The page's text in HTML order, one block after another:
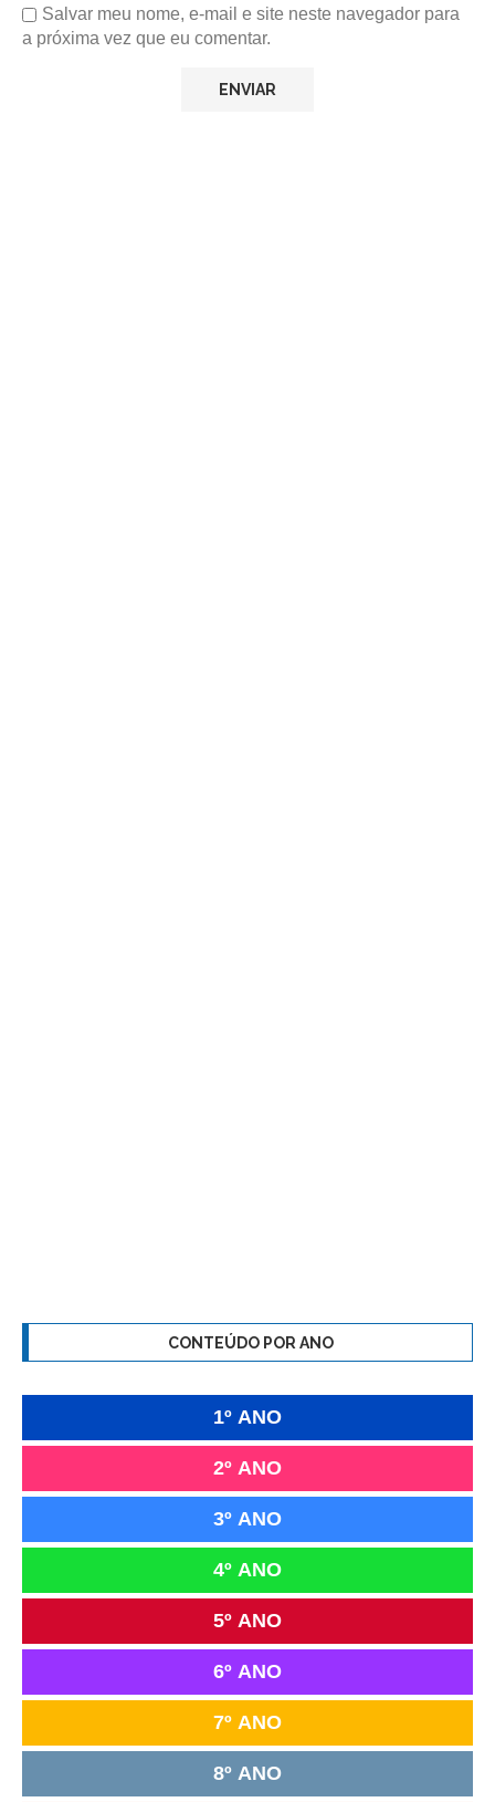
Salvar meu nome, e-mail e site neste navegador para
a próxima vez que eu comentar.
CONTEÚDO POR ANO
1º ANO
2º ANO
3º ANO
4º ANO
5º ANO
6º ANO
7º ANO
8º ANO